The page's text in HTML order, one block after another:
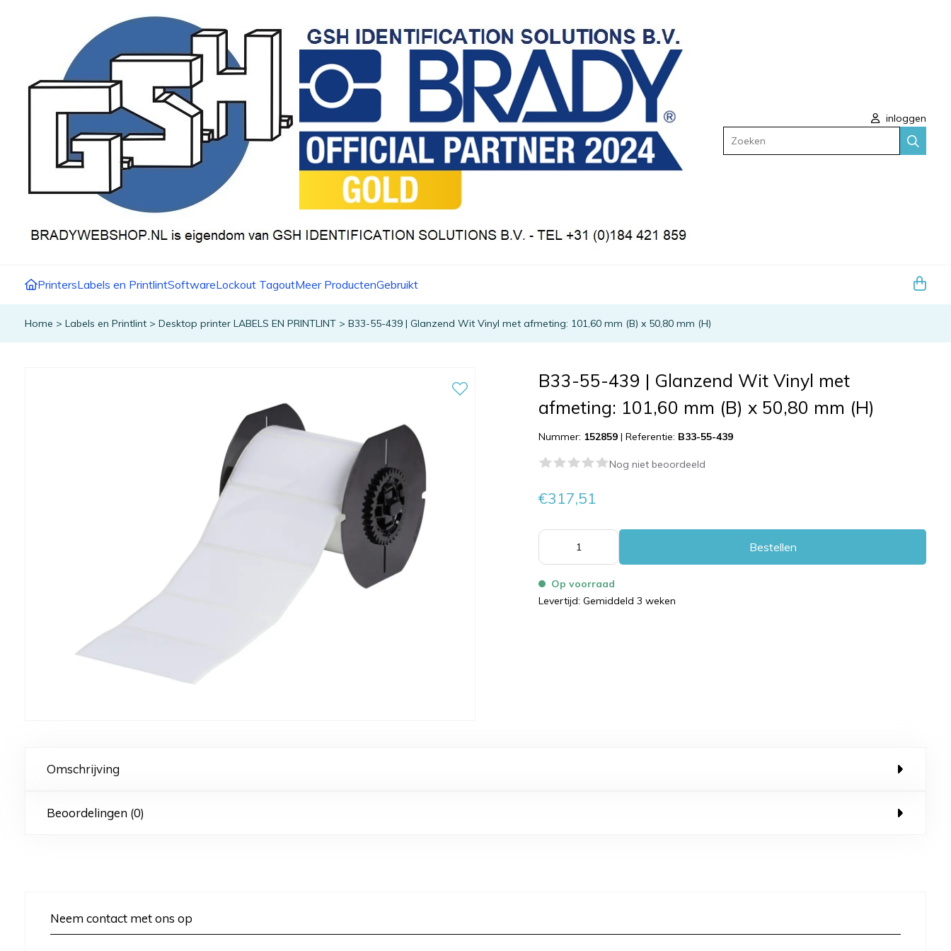
inloggen
Zoeken
PrintersLabels en PrintlintSoftwareLockout TagoutMeer ProductenGebruikt
Home > Labels en Printlint > Desktop printer LABELS EN PRINTLINT > B33-55-439 | Glanzend Wit Vinyl met afmeting: 101,60 mm (B) x 50,80 mm (H)
B33-55-439 | Glanzend Wit Vinyl met
afmeting: 101,60 mm (B) x 50,80 mm (H)
Nummer: 152859 |Referentie: B33-55-439
Nog niet beoordeeld
€317,51
Bestellen
Op voorraad
Levertijd: Gemiddeld 3 weken
Omschrijving
Beoordelingen (0)
Neem contact met ons op